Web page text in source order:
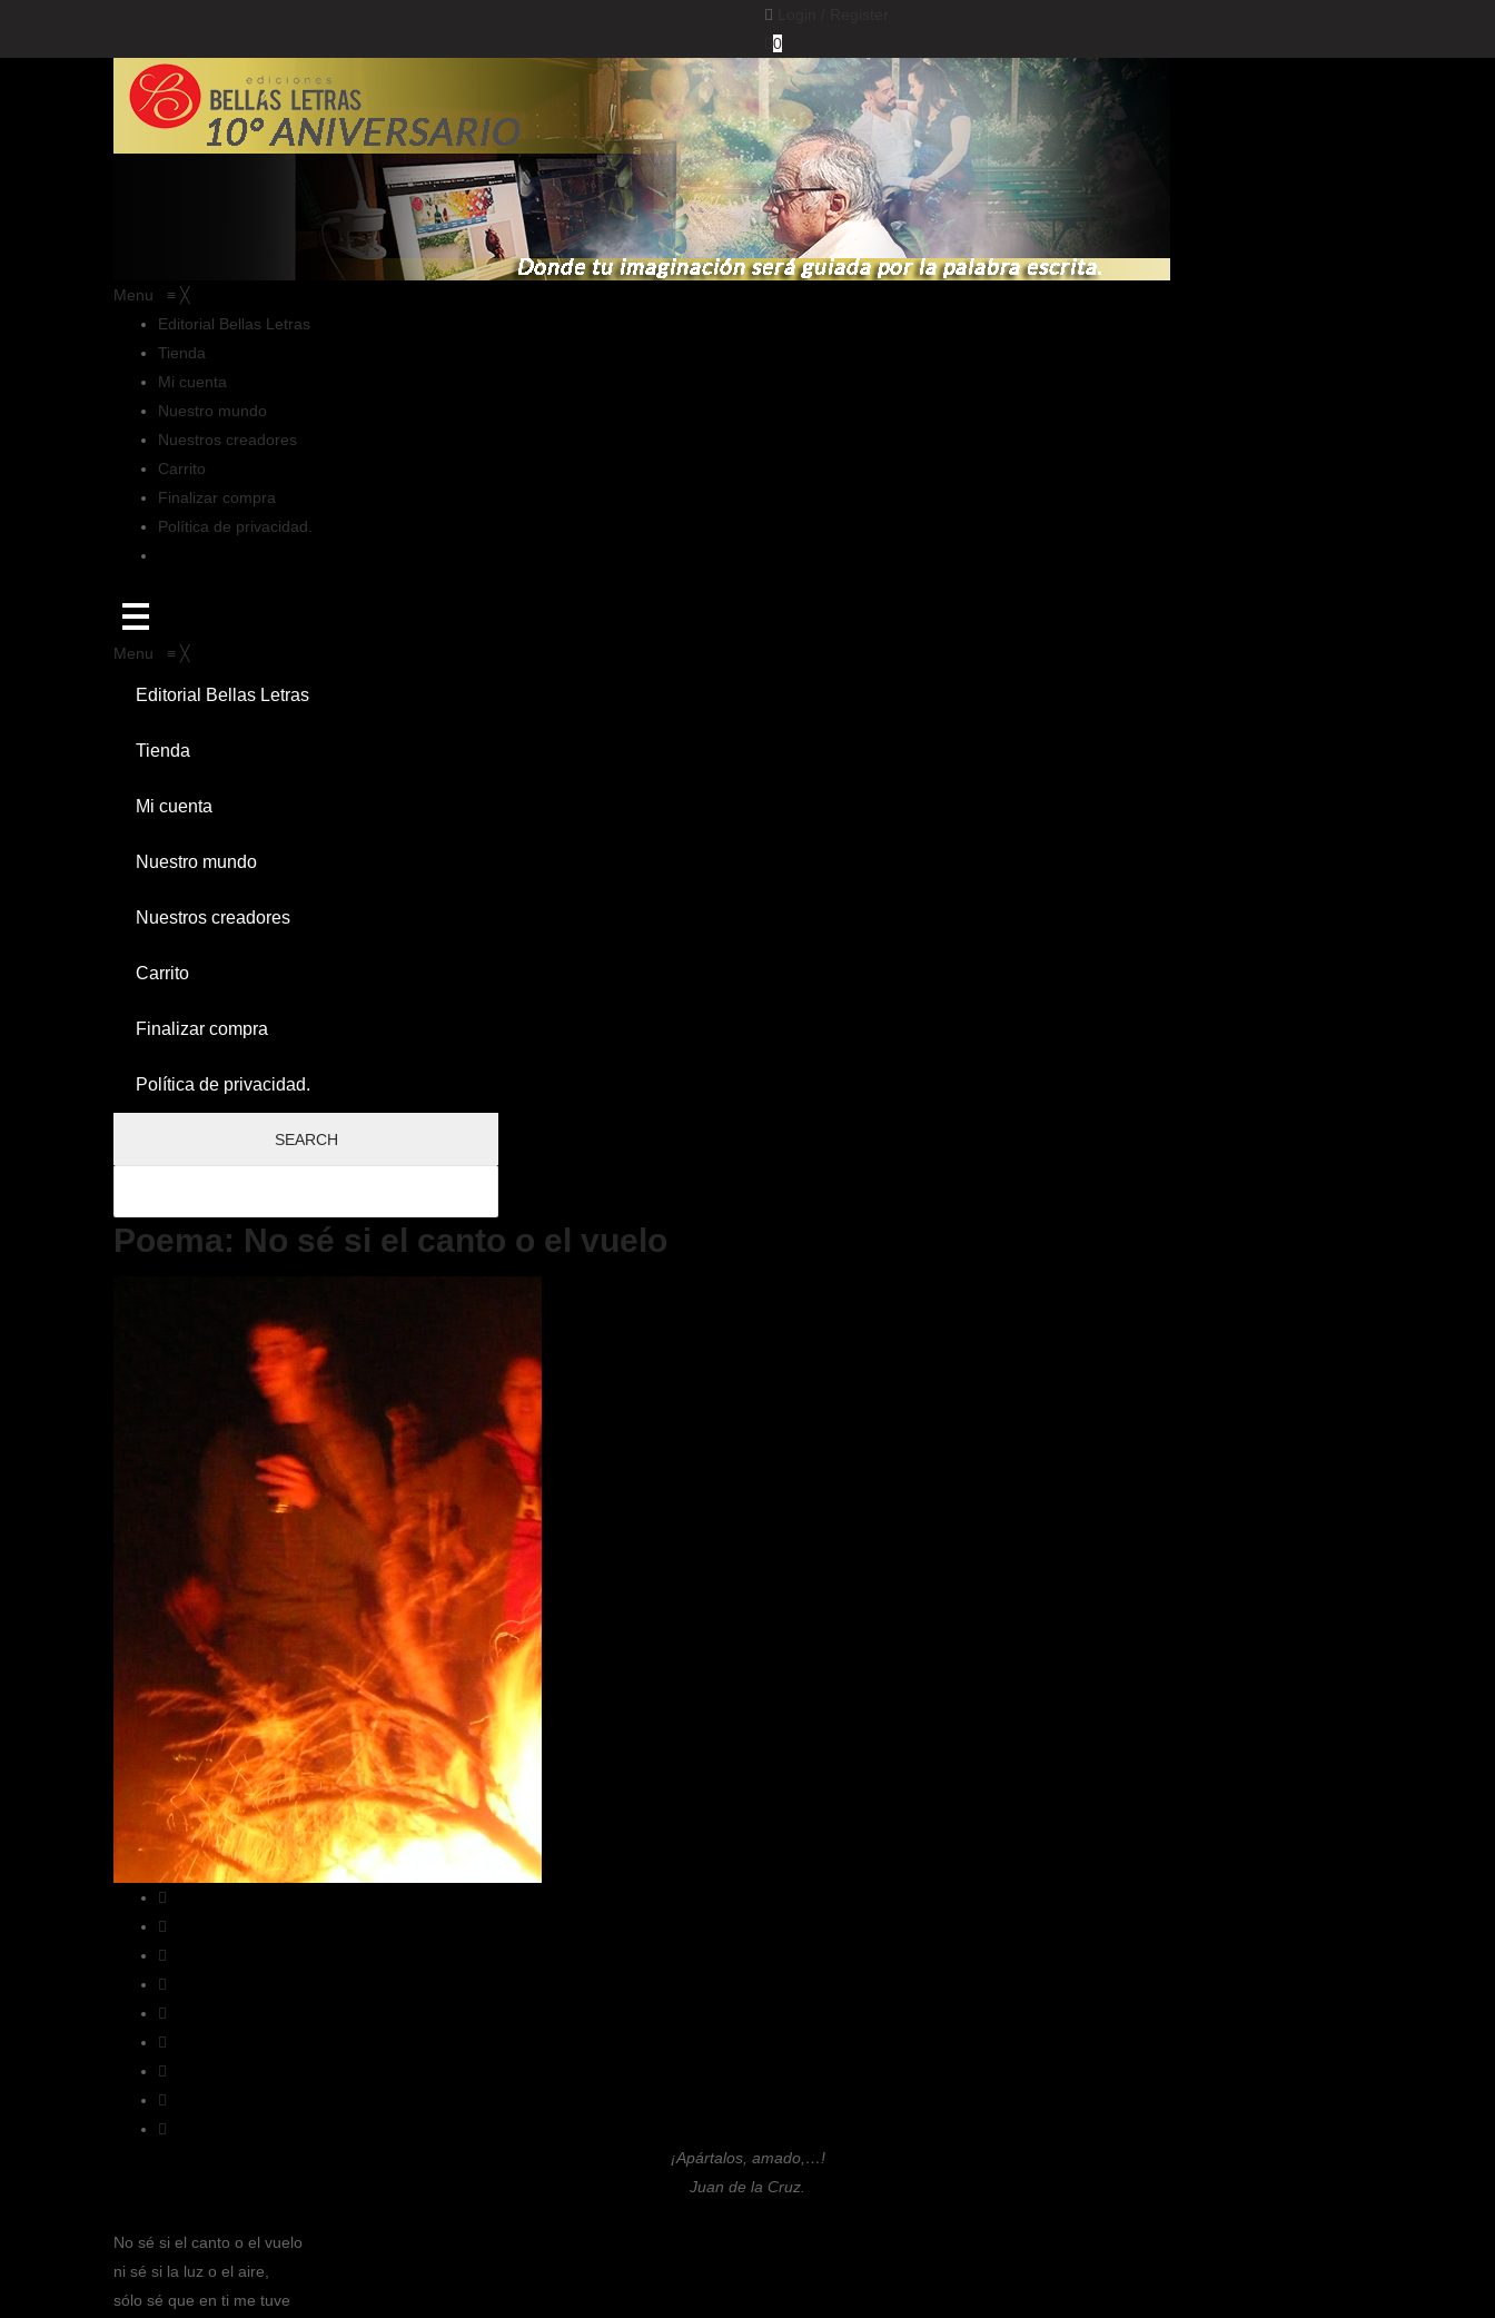
0
Menu ≡ ╳
Editorial Bellas Letras
Tienda
Mi cuenta
Nuestro mundo
Nuestros creadores
Carrito
Finalizar compra
Política de privacidad.
Menu ≡ ╳
Editorial Bellas Letras
Tienda
Mi cuenta
Nuestro mundo
Nuestros creadores
Carrito
Finalizar compra
Política de privacidad.
Poema: No sé si el canto o el vuelo
¡Apártalos, amado,…!
Juan de la Cruz.
No sé si el canto o el vuelo
ni sé si la luz o el aire,
sólo sé que en ti me tuve